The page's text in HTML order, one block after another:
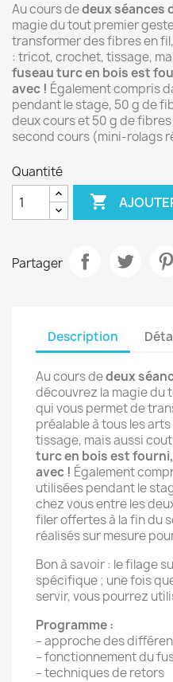
Au cours dedeux séances
magie du tout premier
transformer des fibres en
: tricot, crochet, tissage,
fuseau turc en bois est
avec ! Également compris
pendant le stage, 50 g de
deux cours et 50 g de
second cours (mini-rolags
Quantité

Partager
Description
Au cours dedeux
découvrez la magie du
qui vous permet de
préalable à tous les
tissage, mais aussi
turc en bois est
avec ! Également
utilisées pendant le
chez vous entre les
filer offertes à la fin du
réalisés sur mesure
Bon à savoir : le filage
spécifique ; une fois
servir, vous pourrez
Programme :
– approche des
– fonctionnement du
– techniques de retors